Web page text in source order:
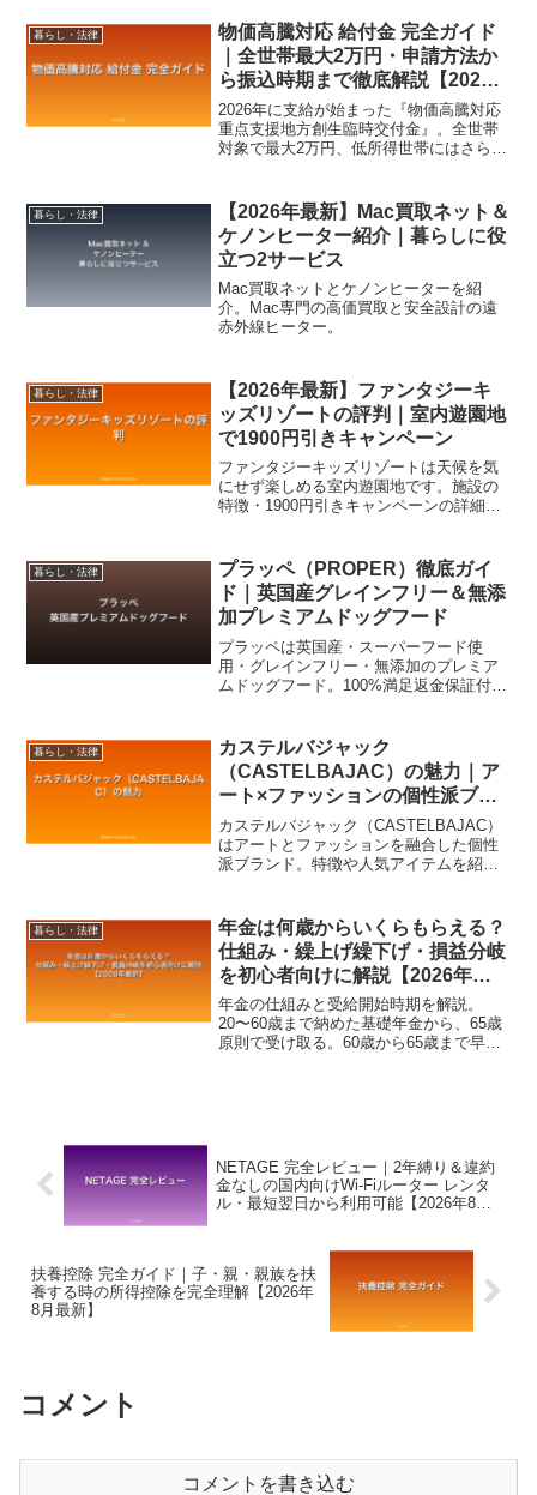
暮らし・法律
物価高騰対応 給付金 完全ガイド
｜全世帯最大2万円・申請方法か
ら振込時期まで徹底解説【2026
年8月最新】
2026年に支給が始まった『物価高騰対応
重点支援地方創生臨時交付金』。全世帯
対象で最大2万円、低所得世帯にはさらに
類・振込時期・注意点を、わかりやすく
解説します。
暮らし・法律
【2026年最新】Mac買取ネット＆
ケノンヒーター紹介｜暮らしに役
立つ2サービス
Mac買取ネットとケノンヒーターを紹
介。Mac専門の高価買取と安全設計の遠
赤外線ヒーター。
暮らし・法律
【2026年最新】ファンタジーキ
ッズリゾートの評判｜室内遊園地
で1900円引きキャンペーン
ファンタジーキッズリゾートは天候を気
にせず楽しめる室内遊園地です。施設の
特徴・1900円引きキャンペーンの詳細を
暮らし・法律
プラッペ（PROPER）徹底ガイ
ド｜英国産グレインフリー＆無添
加プレミアムドッグフード
プラッペは英国産・スーパーフード使
用・グレインフリー・無添加のプレミア
ムドッグフード。100%満足返金保証付き
暮らし・法律
カステルバジャック
（CASTELBAJAC）の魅力｜ア
ート×ファッションの個性派ブラ
ンド
カステルバジャック（CASTELBAJAC）
はアートとファッションを融合した個性
派ブランド。特徴や人気アイテムを紹介
暮らし・法律
年金は何歳からいくらもらえる？
仕組み・繰上げ繰下げ・損益分岐
を初心者向けに解説【2026年最
新】
年金の仕組みと受給開始時期を解説。
20〜60歳まで納めた基礎年金から、65歳
原則で受け取る。60歳から65歳まで早め
NETAGE 完全レビュー｜2年縛り＆違約
金なしの国内向けWi-Fiルーター レンタ
ル・最短翌日から利用可能【2026年8月
扶養控除 完全ガイド｜子・親・親族を扶
養する時の所得控除を完全理解【2026年
8月最新】
コメント
コメントを書き込む